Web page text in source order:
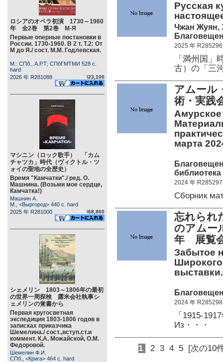
ロシアのオペラ初演 1730～1960
年 全2巻 第2巻 М-Я
Первые оперные постановки в
России. 1730-1960. В 2 т. Т.2: От
М до Я./ сост. М.М. Годлевская.
М.: СПб., А.Р.Т; СПбГМТМИ 528 c.
hard
2026 年 R281088
\23,100
マシニン（ロック歌手） 「カム
チャツカ」時代（ヴィクトル・ツ
ォイの聖地の全歴史）
Время "Камчатки"./ ред. О.
Машнина. (Возьми мое сердце,
Камчатка!)
Машнин А.
М., <Выргород> 440 c. hard
2025 年 R281000
\68,860
シェメリン 1803～1806年の最初
の世界一周探検 露米会社執事シ
ェメリンの覚書から
Первая кругосветная
экспедиция 1803-1806 годов в
записках приказчика
Шемелина./ сост.,вступ.ст.и
коммент. К.А. Можайской, О.М.
Федоровой.
Шемелин Ф.И.
СПб., <Крига> 464 c. hard
Русская
Чжан Жуян,
2025 年 R285296
「満州国
古）の「三
アムール
術・実践
Амурское
марта
2024 年 R285297
Сборник
忘れられ
のアムー
年 展覧
Забытое
2024 年 R285298
「1915-
Из・・・
1 2 3 4 5 [次の10